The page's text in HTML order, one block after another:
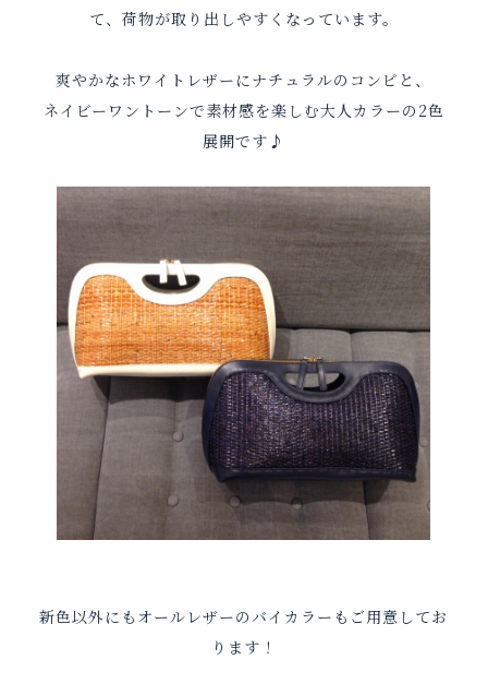
て、荷物が取り出しやすくなっています。
爽やかなホワイトレザーにナチュラルのコンビと、
ネイビーワントーンで素材感を楽しむ大人カラーの2色
展開です♪
新色以外にもオールレザーのバイカラーもご用意してお
ります！